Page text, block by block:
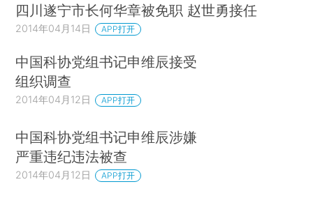
四川遂宁市长何华章被免职 赵世勇接任
2014年04月14日 APP打开
中国科协党组书记申维辰接受
组织调查
2014年04月12日 APP打开
中国科协党组书记申维辰涉嫌
严重违纪违法被查
2014年04月12日 APP打开